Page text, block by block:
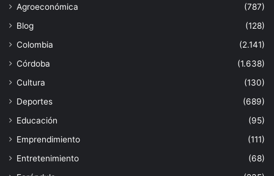
Agroeconómica
(787)
Blog
(128)
Colombia
(2.141)
Córdoba
(1.638)
Cultura
(130)
Deportes
(689)
Educación
(95)
Emprendimiento
(111)
Entretenimiento
(68)